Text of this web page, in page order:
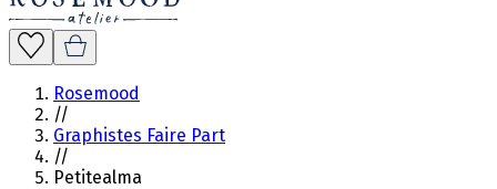
Rosemood
//
Graphistes Faire Part
//
Petitealma